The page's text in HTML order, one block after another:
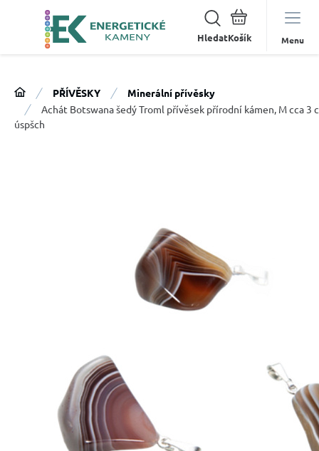
Hledat Menu
PŘÍVĚSKY
Minerální přívěsky
Achát Botswana šedý Troml přívěsek přírodní kámen, M cca 3
úspšch